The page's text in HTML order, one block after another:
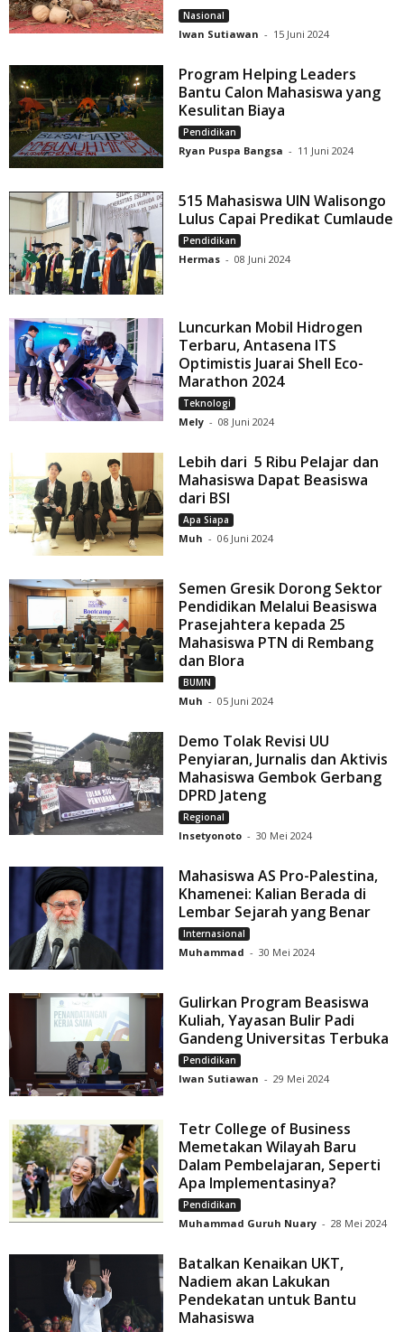
Nasional
Iwan Sutiawan - 15 Juni 2024
Program Helping Leaders
Bantu Calon Mahasiswa yang
Kesulitan Biaya
Pendidikan
Ryan Puspa Bangsa - 11 Juni 2024
515 Mahasiswa UIN Walisongo
Lulus Capai Predikat Cumlaude
Pendidikan
Hermas - 08 Juni 2024
Luncurkan Mobil Hidrogen
Terbaru, Antasena ITS
Optimistis Juarai Shell Eco-
Marathon 2024
Teknologi
Mely - 08 Juni 2024
Lebih dari 5 Ribu Pelajar dan
Mahasiswa Dapat Beasiswa
dari BSI
Apa Siapa
Muh - 06 Juni 2024
Semen Gresik Dorong Sektor
Pendidikan Melalui Beasiswa
Prasejahtera kepada 25
Mahasiswa PTN di Rembang
dan Blora
BUMN
Muh - 05 Juni 2024
Demo Tolak Revisi UU
Penyiaran, Jurnalis dan Aktivis
Mahasiswa Gembok Gerbang
DPRD Jateng
Regional
Insetyonoto - 30 Mei 2024
Mahasiswa AS Pro-Palestina,
Khamenei: Kalian Berada di
Lembar Sejarah yang Benar
Internasional
Muhammad - 30 Mei 2024
Gulirkan Program Beasiswa
Kuliah, Yayasan Bulir Padi
Gandeng Universitas Terbuka
Pendidikan
Iwan Sutiawan - 29 Mei 2024
Tetr College of Business
Memetakan Wilayah Baru
Dalam Pembelajaran, Seperti
Apa Implementasinya?
Pendidikan
Muhammad Guruh Nuary - 28 Mei 2024
Batalkan Kenaikan UKT,
Nadiem akan Lakukan
Pendekatan untuk Bantu
Mahasiswa